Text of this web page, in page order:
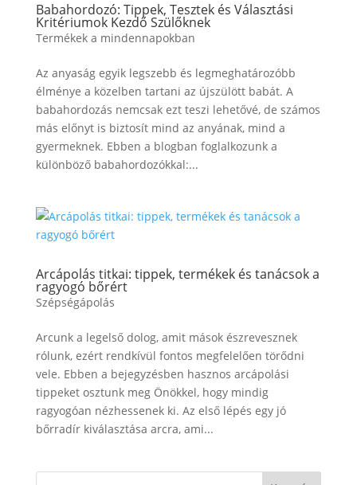
Babahordozó: Tippek, Tesztek és Választási
Kritériumok Kezdő Szülőknek
Termékek a mindennapokban
Az anyaság egyik legszebb és legmeghatározóbb
élménye a közelben tartani az újszülött babát. A
babahordozás nemcsak ezt teszi lehetővé, de számos
más előnyt is biztosít mind az anyának, mind a
gyermeknek. Ebben a blogban foglalkozunk a
különböző babahordozókkal:...
Arcápolás titkai: tippek, termékek és tanácsok a
ragyogó bőrért
Szépségápolás
Arcunk a legelső dolog, amit mások észrevesznek
rólunk, ezért rendkívül fontos megfelelően törődni
vele. Ebben a bejegyzésben hasznos arcápolási
tippeket osztunk meg Önökkel, hogy mindig
ragyogóan nézhessenek ki. Az első lépés egy jó
bőrradír kiválasztása arcra, ami...